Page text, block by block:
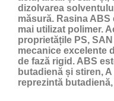
dizolvarea
măsură. Rasina
mai utilizat polimer.
proprietățile PS,
mecanice excelente
de fază rigid. ABS
butadienă și stiren,
reprezintă